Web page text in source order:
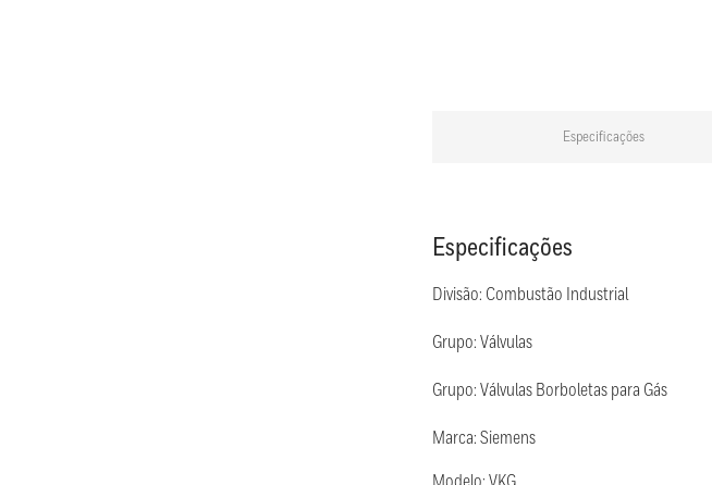
Especificações
Especificações
Divisão: Combustão Industrial
Grupo: Válvulas
Grupo: Válvulas Borboletas para Gás
Marca: Siemens